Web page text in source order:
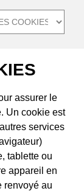
assurer le
Un cookie est
services
tablette ou
appareil en
renvoyé au